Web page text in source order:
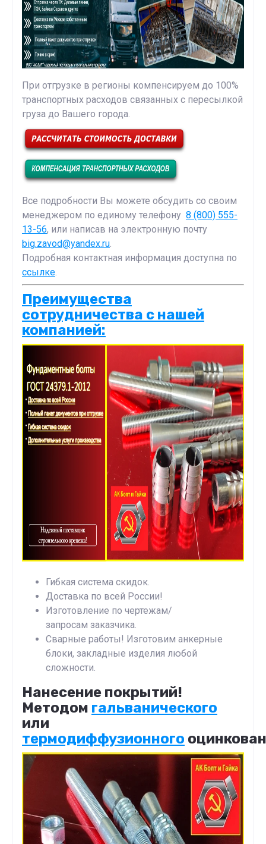
При отгрузке в регионы компенсируем до 100%
транспортных расходов связанных с пересылкой
груза до Вашего города.
Все подробности Вы можете обсудить со своим
менеджером по единому телефону 8 (800) 555-
13-56, или написав на электронную почту
big.zavod@yandex.ru.
Подробная контактная информация доступна по
ссылке.
Преимущества
сотрудничества с нашей
компанией:
Гибкая система скидок.
Доставка по всей России!
Изготовление по чертежам/
запросам заказчика.
Сварные работы! Изготовим анкерные
блоки, закладные изделия любой
сложности.
Нанесение покрытий!
Методом гальванического
или
термодиффузионного